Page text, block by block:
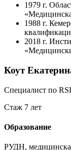
1979 г.
1988 г.
2018 г.
Коут
Специалист по
Стаж 7 лет
Образование
РУДН,